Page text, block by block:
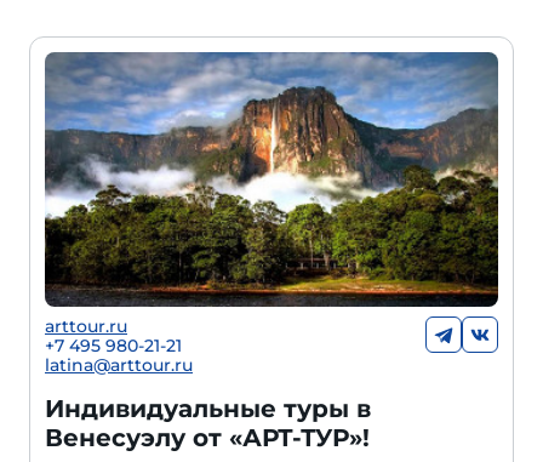
arttour.ru
+7 495 980-21-21
latina@arttour.ru
Индивидуальные туры в
Венесуэлу от «АРТ-ТУР»!